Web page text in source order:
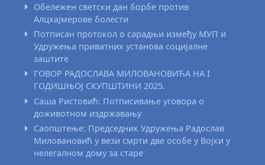
Обележен светски дан борбе против
Алцхајмерове болести
Потписан протокол о сарадњи између МУП и
Удружења приватних установа социјалне
заштите
ГОВОР РАДОСЛАВА МИЛОВАНОВИЋА НА I
ГОДИШЊОЈ СКУПШТИНИ 2025.
Саша Ристовић: Потписивање уговора о
доживотном издржавању
Саопштење: Председник Удружења Радослав
Миловановић у вези смрти две особе у Војки у
нелегалном дому за старе